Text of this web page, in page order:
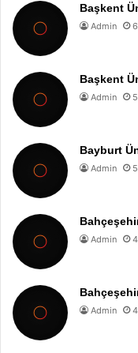
Başkent
Admin
Başkent
Admin
Bayburt
Admin
Admin
Admin